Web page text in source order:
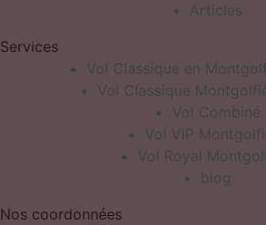
Articles
Services
Vol Classique en
Vol Combiné
Vol VIP
Vol Royal
blog
Nos coordonnées